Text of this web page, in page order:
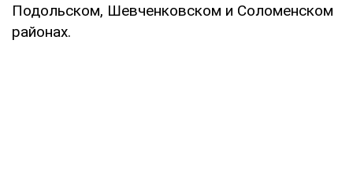
Подольском, Шевченковском и Соломенском
районах.